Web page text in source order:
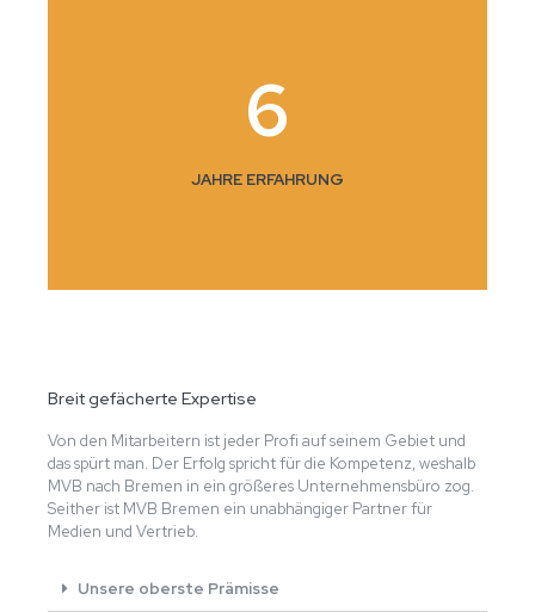
6
JAHRE ERFAHRUNG
Breit gefächerte Expertise
Von den Mitarbeitern ist jeder Profi auf seinem Gebiet und
das spürt man. Der Erfolg spricht für die Kompetenz, weshalb
MVB nach Bremen in ein größeres Unternehmensbüro zog.
Seither ist MVB Bremen ein unabhängiger Partner für
Medien und Vertrieb.
Unsere oberste Prämisse